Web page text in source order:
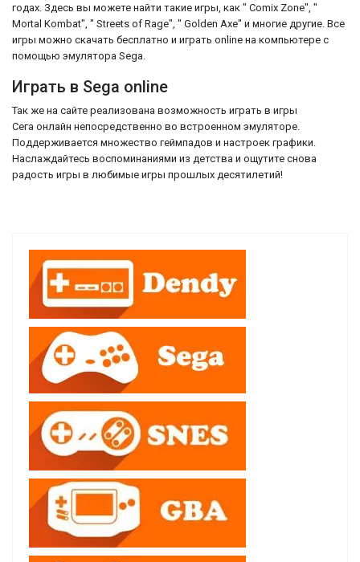
годах. Здесь вы можете найти такие игры, как " Comix Zone", "
Mortal Kombat", " Streets of Rage", " Golden Axe" и многие другие. Все
игры можно скачать бесплатно и играть online на компьютере с
помощью эмулятора Sega.
Играть в Sega online
Так же на сайте реализована возможность играть в игры
Сега онлайн непосредственно во встроенном эмуляторе.
Поддерживается множество геймпадов и настроек графики.
Наслаждайтесь воспоминаниями из детства и ощутите снова
радость игры в любимые игры прошлых десятилетий!